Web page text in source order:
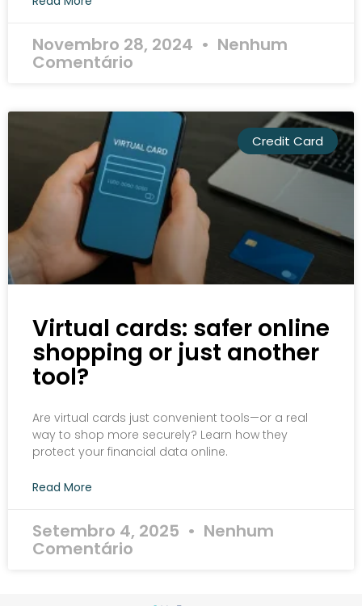
Novembro 28, 2024 Nenhum
Comentário
Credit Card
Virtual cards: safer online
shopping or just another
tool?
Are virtual cards just convenient tools—or a real
way to shop more securely? Learn how they
protect your financial data online.
Read More
Setembro 4, 2025 Nenhum
Comentário